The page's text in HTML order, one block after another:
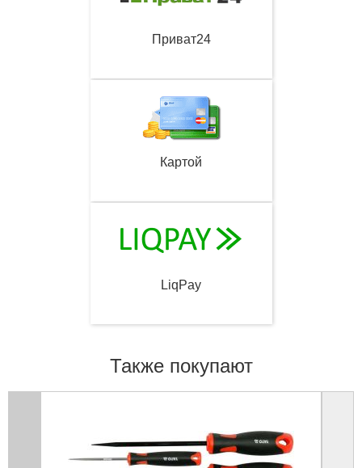
Приват24
Картой
LiqPay
Также покупают